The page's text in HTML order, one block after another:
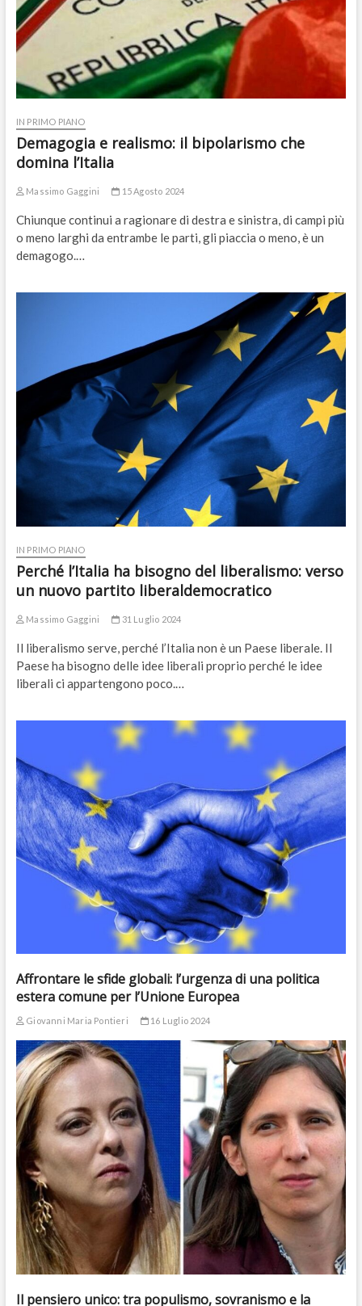
IN PRIMO PIANO
Demagogia e realismo: il bipolarismo che
domina l’Italia
Massimo Gaggini 15 Agosto 2024
Chiunque continui a ragionare di destra e sinistra, di campi più
o meno larghi da entrambe le parti, gli piaccia o meno, è un
demagogo.…
IN PRIMO PIANO
Perché l’Italia ha bisogno del liberalismo: verso
un nuovo partito liberaldemocratico
Massimo Gaggini 31 Luglio 2024
Il liberalismo serve, perché l’Italia non è un Paese liberale. Il
Paese ha bisogno delle idee liberali proprio perché le idee
liberali ci appartengono poco.…
Affrontare le sfide globali: l’urgenza di una politica
estera comune per l’Unione Europea
Giovanni Maria Pontieri 16 Luglio 2024
Il pensiero unico: tra populismo, sovranismo e la